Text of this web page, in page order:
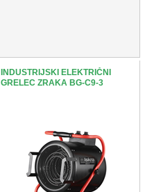
INDUSTRIJSKI ELEKTRIČNI
GRELEC ZRAKA BG-C9-3